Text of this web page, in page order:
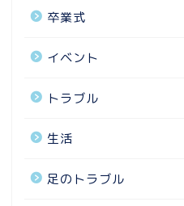
卒業式
イベント
トラブル
生活
足のトラブル